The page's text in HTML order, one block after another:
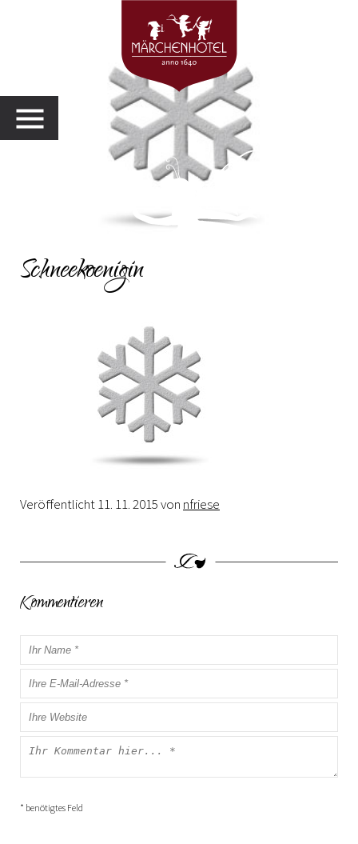
MENU
Schneekoenigin
Veröffentlicht11. 11. 2015von nfriese
Kommentieren
* benötigtes Feld